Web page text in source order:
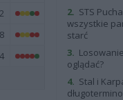
2. STS
wszystkie
starć
3.
oglądać?
4. Stal i